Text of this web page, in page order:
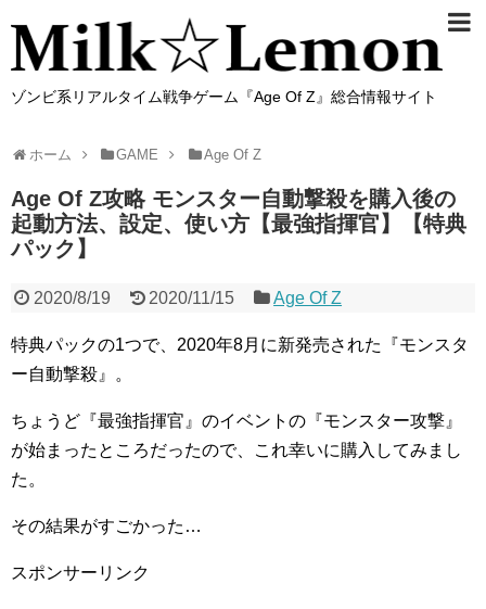
ゾンビ系リアルタイム戦争ゲーム『Age Of Z』総合情報サイト
ホーム GAME Age Of Z
Age Of Z攻略 モンスター自動撃殺を購入後の
起動方法、設定、使い方【最強指揮官】【特典
パック】
2020/8/19 2020/11/15 Age Of Z
特典パックの1つで、2020年8月に新発売された『モンスタ
ー自動撃殺』。
ちょうど『最強指揮官』のイベントの『モンスター攻撃』
が始まったところだったので、これ幸いに購入してみまし
た。
その結果がすごかった…
スポンサーリンク